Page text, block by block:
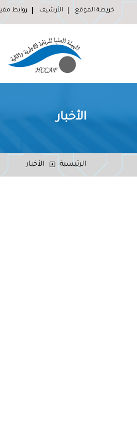
خريطة الموقع الأرشيف روابط
الأخبار
الرئيسبة الأخبار